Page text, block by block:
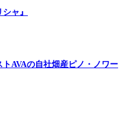
ャ』
AVAの自社畑産ピノ・ノワー